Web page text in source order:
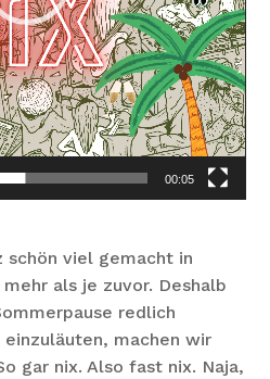
00:05
schön viel gemacht in
als je zuvor. Deshalb
redlich
machen wir
gar nix. Also fast nix. Naja,